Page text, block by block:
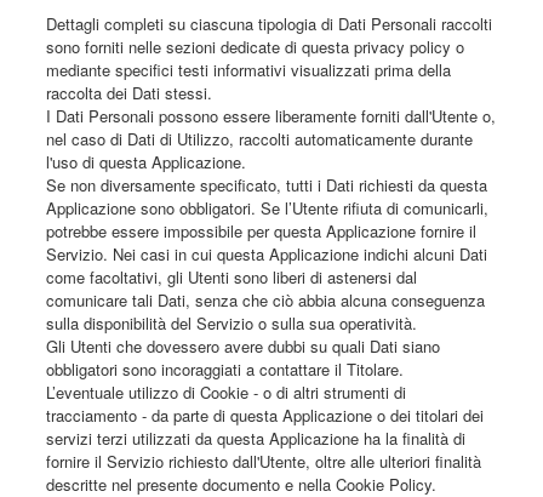
Dettagli completi su ciascuna tipologia di Dati Personali raccolti
sono forniti nelle sezioni dedicate di questa privacy policy o
mediante specifici testi informativi visualizzati prima della
raccolta dei Dati stessi.
I Dati Personali possono essere liberamente forniti dall'Utente o,
nel caso di Dati di Utilizzo, raccolti automaticamente durante
l'uso di questa Applicazione.
Se non diversamente specificato, tutti i Dati richiesti da questa
Applicazione sono obbligatori. Se l’Utente rifiuta di comunicarli,
potrebbe essere impossibile per questa Applicazione fornire il
Servizio. Nei casi in cui questa Applicazione indichi alcuni Dati
come facoltativi, gli Utenti sono liberi di astenersi dal
comunicare tali Dati, senza che ciò abbia alcuna conseguenza
sulla disponibilità del Servizio o sulla sua operatività.
Gli Utenti che dovessero avere dubbi su quali Dati siano
obbligatori sono incoraggiati a contattare il Titolare.
L’eventuale utilizzo di Cookie - o di altri strumenti di
tracciamento - da parte di questa Applicazione o dei titolari dei
servizi terzi utilizzati da questa Applicazione ha la finalità di
fornire il Servizio richiesto dall'Utente, oltre alle ulteriori finalità
descritte nel presente documento e nella Cookie Policy.